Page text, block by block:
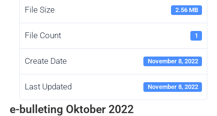
File Size 2.56 MB
File Count 1
Create Date November 8, 2022
Last Updated November 8, 2022
e-bulleting Oktober 2022